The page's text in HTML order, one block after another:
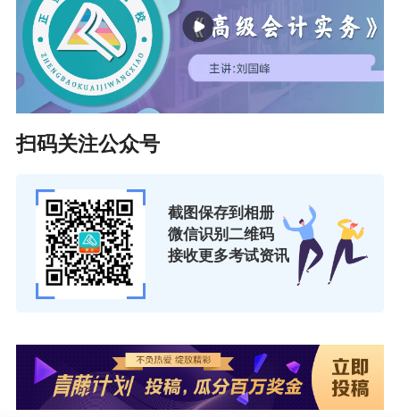
扫码关注公众号
截图保存到相册
微信识别二维码
接收更多考试资讯